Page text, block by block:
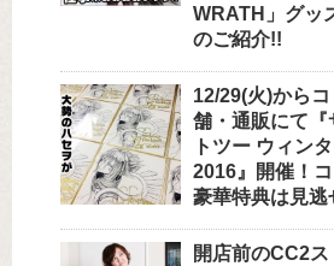
WRATH」グッ
のご紹介!!
12/29(火)から
舗・通販にて『
トツー ウィン
2016』開催！
豪華特典は見逃
開店前のCC2